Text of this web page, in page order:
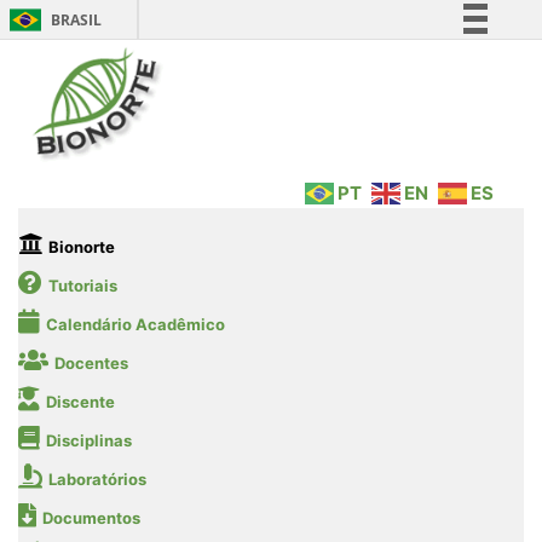
BRASIL
Legislação
PT EN ES
Bionorte
Tutoriais
Calendário Acadêmico
Docentes
Discente
Disciplinas
Laboratórios
Documentos